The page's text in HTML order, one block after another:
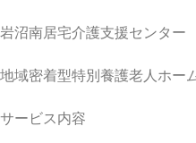
岩沼南居宅介護支援センター
地域密着型特別養護老人ホー
サービス内容